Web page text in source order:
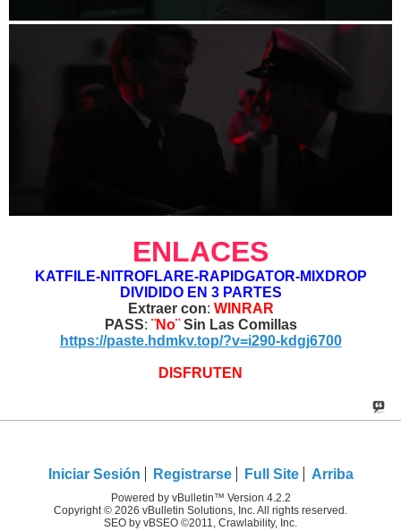
ENLACES
KATFILE-NITROFLARE-RAPIDGATOR-MIXDROP
DIVIDIDO EN 3 PARTES
Extraer con: WINRAR
PASS: ¨No¨ Sin Las Comillas
https://paste.hdmkv.top/?v=i290-kdgj6700
DISFRUTEN
Iniciar Sesión Registrarse Full Site Arriba
Powered by vBulletin™ Version 4.2.2
Copyright © 2026 vBulletin Solutions, Inc. All rights reserved.
SEO by vBSEO ©2011, Crawlability, Inc.